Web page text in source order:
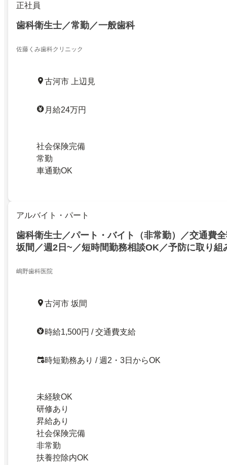
正社員
歯科衛生士／常勤／一般歯科
佐藤くみ歯科クリニック
古河市 上辺見
月給24万円
社会保険完備
常勤
車通勤OK
アルバイト・パート
歯科衛生士／パート・バイト（非常勤）／交通費
坂間／週2日~／短時間勤務相談OK／予防に取り組
嶋野歯科医院
古河市 坂間
時給1,500円 / 交通費支給
時短勤務あり / 週2・3日からOK
未経験OK
研修あり
昇給あり
社会保険完備
非常勤
扶養控除内OK